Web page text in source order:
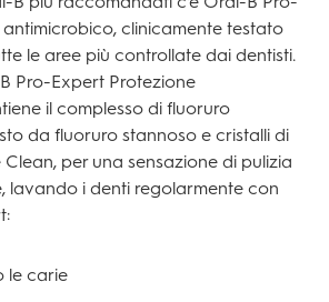
antimicrobico, clinicamente testato
le aree più controllate dai dentisti.
Pro-Expert Protezione
il complesso di fluoruro
da fluoruro stannoso e cristalli di
per una sensazione di pulizia
lavando i denti regolarmente con
le carie